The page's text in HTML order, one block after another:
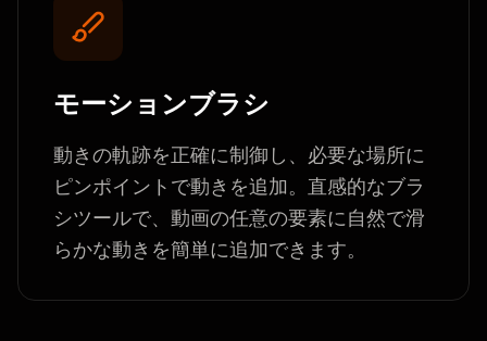
モーションブラシ
動きの軌跡を正確に制御し、必要な場所に
ピンポイントで動きを追加。直感的なブラ
シツールで、動画の任意の要素に自然で滑
らかな動きを簡単に追加できます。